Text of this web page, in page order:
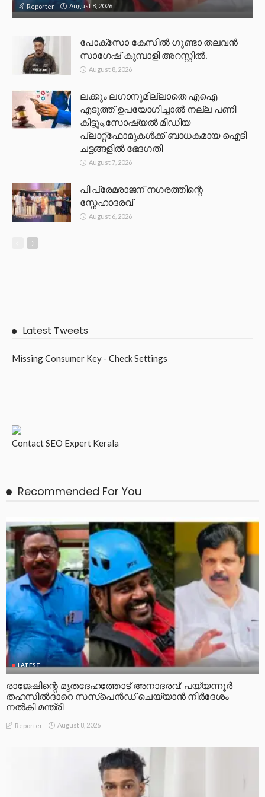
Reporter August 8, 2026
പോക്സോ കേസിൽ ഗുണ്ടാ തലവൻ
സാഗേഷ് കുമ്പാളി അറസ്റ്റിൽ.
August 8, 2026
ലക്കും ലഗാനുമില്ലാതെ എഐ
എടുത്ത് ഉപയോഗിച്ചാല്‍ നല്ല പണി
കിട്ടും,സോഷ്യല്‍ മീഡിയ
പ്ലാറ്റ്‌ഫോമുകള്‍ക്ക് ബാധകമായ ഐടി
ചട്ടങ്ങളില്‍ ഭേദഗതി
August 7, 2026
പി പ്രേമരാജന് നഗരത്തിന്റെ
സ്നേഹാദരവ്
August 6, 2026
Latest Tweets
Missing Consumer Key - Check Settings
ContactSEO Expert Kerala
Recommended For You
LATEST
രാജേഷിന്റെ മൃതദേഹത്തോട് അനാദരവ്: പയ്യന്നൂർ
തഹസിൽദാറെ സസ്പെൻഡ് ചെയ്യാൻ നിർദേശം
നൽകി മന്ത്രി
Reporter August 8, 2026